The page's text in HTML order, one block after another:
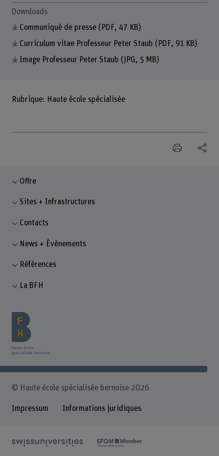
Downloads
Communiqué de presse (PDF, 47 KB)
Curriculum vitae Professeur Peter Staub (PDF, 91 KB)
Image Professeur Peter Staub (JPG, 5 MB)
Rubrique: Haute école spécialisée
Offre
Sites + Infrastructures
Contacts
News + Évènements
Références
La BFH
© Haute école spécialisée bernoise 2026
Impressum Informations juridiques